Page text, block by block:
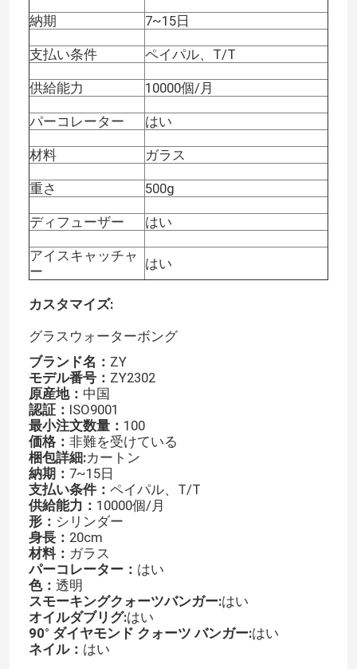
ホーム
製品
納期 7~15日
支払い条件 ペイパル、T/T
供給能力 10000個/月
パーコレーター はい
材料 ガラス
重さ 500g
ディフューザー はい
アイスキャッチャ
ー
はい
カスタマイズ:
グラスウォーターボング
ブランド名： ZY
モデル番号： ZY2302
原産地： 中国
認証： ISO9001
最小注文数量： 100
価格： 非難を受けている
梱包詳細:カートン
納期： 7~15日
支払い条件： ペイパル、T/T
供給能力： 10000個/月
形： シリンダー
身長： 20cm
材料： ガラス
パーコレーター： はい
色： 透明
スモーキングクォーツバンガー:はい
オイルダブリグ:はい
90° ダイヤモンド クォーツ バンガー:はい
ネイル： はい